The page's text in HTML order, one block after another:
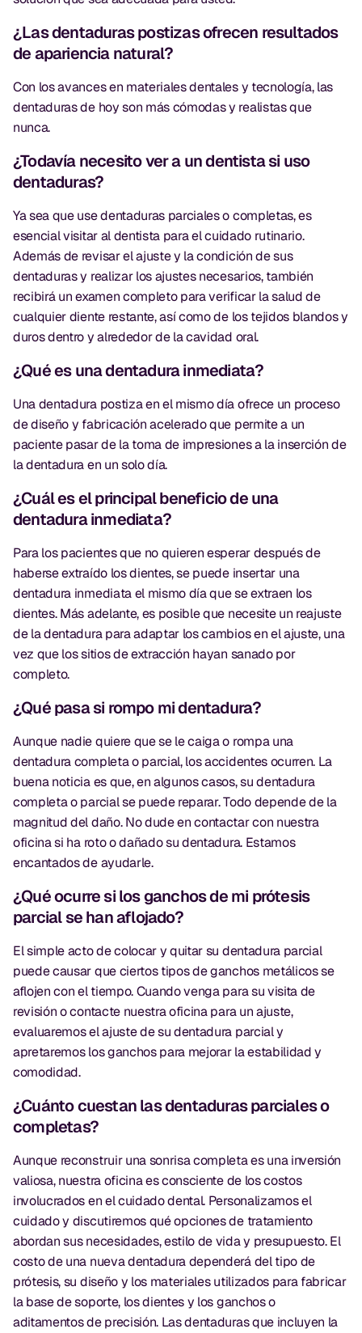
¿Las dentaduras postizas ofrecen resultados
de apariencia natural?
Con los avances en materiales dentales y tecnología, las
dentaduras de hoy son más cómodas y realistas que
nunca.
¿Todavía necesito ver a un dentista si uso
dentaduras?
Ya sea que use dentaduras parciales o completas, es
esencial visitar al dentista para el cuidado rutinario.
Además de revisar el ajuste y la condición de sus
dentaduras y realizar los ajustes necesarios, también
recibirá un examen completo para verificar la salud de
cualquier diente restante, así como de los tejidos blandos y
duros dentro y alrededor de la cavidad oral.
¿Qué es una dentadura inmediata?
Una dentadura postiza en el mismo día ofrece un proceso
de diseño y fabricación acelerado que permite a un
paciente pasar de la toma de impresiones a la inserción de
la dentadura en un solo día.
¿Cuál es el principal beneficio de una
dentadura inmediata?
Para los pacientes que no quieren esperar después de
haberse extraído los dientes, se puede insertar una
dentadura inmediata el mismo día que se extraen los
dientes. Más adelante, es posible que necesite un reajuste
de la dentadura para adaptar los cambios en el ajuste, una
vez que los sitios de extracción hayan sanado por
completo.
¿Qué pasa si rompo mi dentadura?
Aunque nadie quiere que se le caiga o rompa una
dentadura completa o parcial, los accidentes ocurren. La
buena noticia es que, en algunos casos, su dentadura
completa o parcial se puede reparar. Todo depende de la
magnitud del daño. No dude en contactar con nuestra
oficina si ha roto o dañado su dentadura. Estamos
encantados de ayudarle.
¿Qué ocurre si los ganchos de mi prótesis
parcial se han aflojado?
El simple acto de colocar y quitar su dentadura parcial
puede causar que ciertos tipos de ganchos metálicos se
aflojen con el tiempo. Cuando venga para su visita de
revisión o contacte nuestra oficina para un ajuste,
evaluaremos el ajuste de su dentadura parcial y
apretaremos los ganchos para mejorar la estabilidad y
comodidad.
¿Cuánto cuestan las dentaduras parciales o
completas?
Aunque reconstruir una sonrisa completa es una inversión
valiosa, nuestra oficina es consciente de los costos
involucrados en el cuidado dental. Personalizamos el
cuidado y discutiremos qué opciones de tratamiento
abordan sus necesidades, estilo de vida y presupuesto. El
costo de una nueva dentadura dependerá del tipo de
prótesis, su diseño y los materiales utilizados para fabricar
la base de soporte, los dientes y los ganchos o
aditamentos de precisión. Las dentaduras que incluyen la